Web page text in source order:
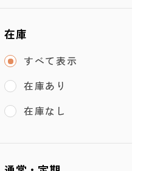
在庫
すべて表示
在庫あり
在庫なし